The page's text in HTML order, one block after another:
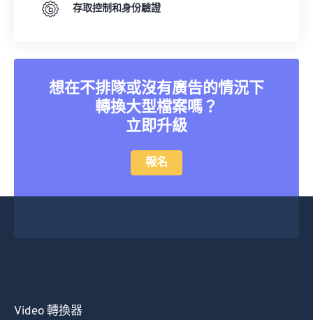
存取控制和身份驗證
想在不排隊或沒有廣告的情況下
轉換大型檔案嗎？
立即升級
報名
Video 轉換器